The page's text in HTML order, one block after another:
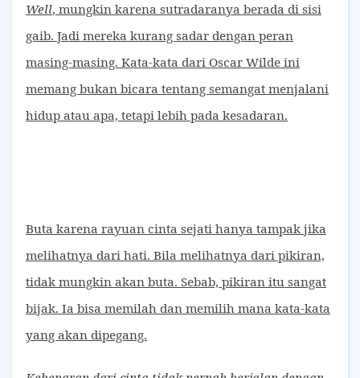
Well, mungkin karena sutradaranya berada di sisi
gaib. Jadi mereka kurang sadar dengan peran
masing-masing. Kata-kata dari Oscar Wilde ini
memang bukan bicara tentang semangat menjalani
hidup atau apa, tetapi lebih pada kesadaran.
Buta karena rayuan cinta sejati hanya tampak jika
melihatnya dari hati. Bila melihatnya dari pikiran,
tidak mungkin akan buta. Sebab, pikiran itu sangat
bijak. Ia bisa memilah dan memilih mana kata-kata
yang akan dipegang.